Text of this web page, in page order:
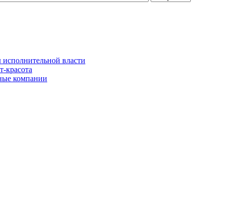
власти
красота
компании